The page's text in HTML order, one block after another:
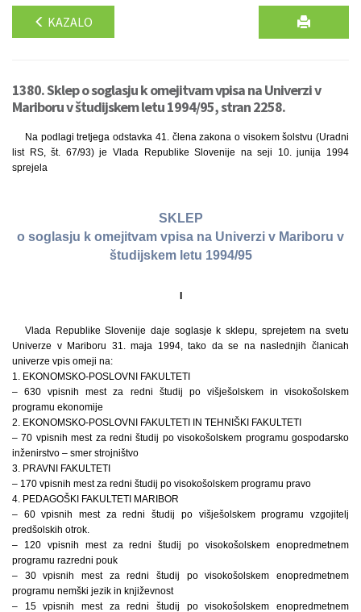
KAZALO
1380. Sklep o soglasju k omejitvam vpisa na Univerzi v
Mariboru v študijskem letu 1994/95, stran 2258.
Na podlagi tretjega odstavka 41. člena zakona o visokem šolstvu (Uradni
list RS, št. 67/93) je Vlada Republike Slovenije na seji 10. junija 1994
sprejela
SKLEP
o soglasju k omejitvam vpisa na Univerzi v Mariboru v
študijskem letu 1994/95
I
Vlada Republike Slovenije daje soglasje k sklepu, sprejetem na svetu
Univerze v Mariboru 31. maja 1994, tako da se na naslednjih članicah
univerze vpis omeji na:
1. EKONOMSKO-POSLOVNI FAKULTETI
– 630 vpisnih mest za redni študij po višješolskem in visokošolskem
programu ekonomije
2. EKONOMSKO-POSLOVNI FAKULTETI IN TEHNIŠKI FAKULTETI
– 70 vpisnih mest za redni študij po visokošolskem programu gospodarsko
inženirstvo – smer strojništvo
3. PRAVNI FAKULTETI
– 170 vpisnih mest za redni študij po visokošolskem programu pravo
4. PEDAGOŠKI FAKULTETI MARIBOR
– 60 vpisnih mest za redni študij po višješolskem programu vzgojitelj
predšolskih otrok.
– 120 vpisnih mest za redni študij po visokošolskem enopredmetnem
programu razredni pouk
– 30 vpisnih mest za redni študij po visokošolskem enopredmetnem
programu nemški jezik in književnost
– 15 vpisnih mest za redni študij po visokošolskem enopredmetnem